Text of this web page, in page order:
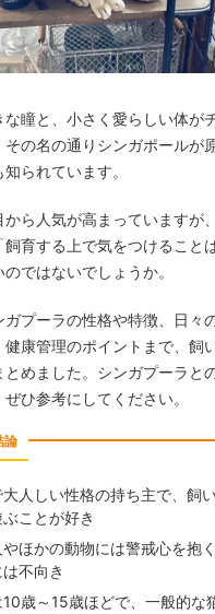
瞳と、小さく愛らしい体が
その名の通りシンガポールが
られています。
から人気が高まっていますが
育する上で気をつけること
ではないでしょうか。
ガプーラの性格や特徴、日々
康管理のポイントまで、飼
めました。シンガプーラと
ひ参考にしてください。
論
人しい性格の持ち主で、飼
ことが好き
ほかの動物には警戒心を抱
不向き
歳～15歳ほどで、一般的な